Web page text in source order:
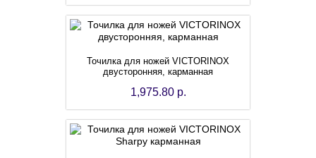
Точилка для ножей VICTORINOX
двусторонняя, карманная
1,975.80 р.